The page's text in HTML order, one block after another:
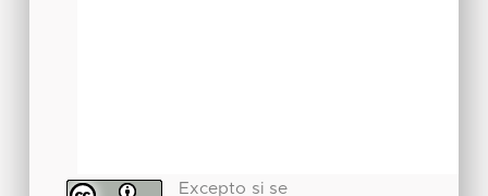
Excepto si se